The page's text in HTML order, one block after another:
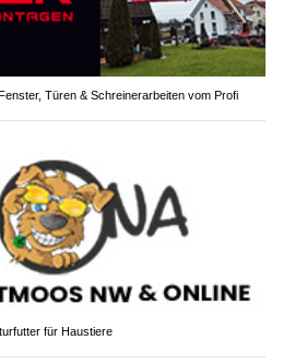
Türen & Schreinerarbeiten vom Profi
für Haustiere